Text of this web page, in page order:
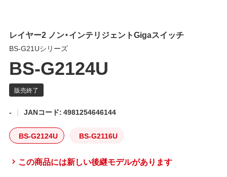
レイヤー2 ノン・インテリジェントGigaスイッチ
BS-G21Uシリーズ
BS-G2124U
- JANコード: 4981254646144
BS-G2124U BS-G2116U
この商品には新しい後継モデルがあります